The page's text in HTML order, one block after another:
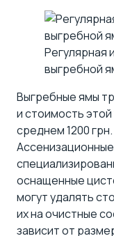
Регулярная
выгребной
Выгребные ямы
и стоимость
среднем 1200
оснащенные
могут удалять
их на очистные
зависит от